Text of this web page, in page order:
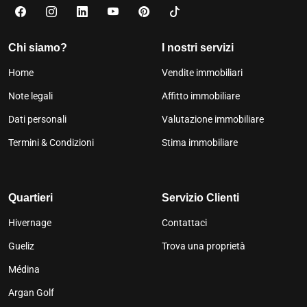
Chi siamo?
Home
Note legali
Dati personali
Termini & Condizioni
I nostri servizi
Vendite immobiliari
Affitto immobiliare
Valutazione immobiliare
Stima immobiliare
Quartieri
Hivernage
Gueliz
Médina
Argan Golf
Servizio Clienti
Contattaci
Trova una proprietà